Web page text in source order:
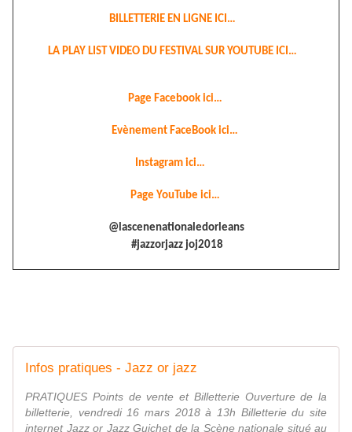
BILLETTERIE EN LIGNE ICI…
LA PLAY LIST VIDEO DU FESTIVAL SUR YOUTUBE ICI…
Page Facebook ici…
Evènement FaceBook ici…
Instagram ici…
Page YouTube ici…
@lascenenationaledorleans
#jazzorjazz joj2018
Infos pratiques - Jazz or jazz
PRATIQUES Points de vente et Billetterie Ouverture de la
billetterie, vendredi 16 mars 2018 à 13h Billetterie du site
internet Jazz or Jazz Guichet de la Scène nationale situé au